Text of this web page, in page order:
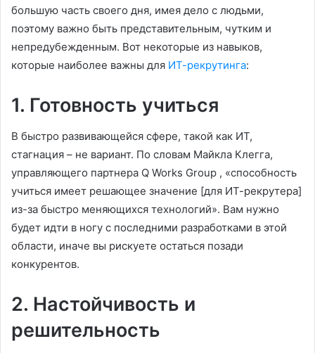
большую часть своего дня, имея дело с людьми,
поэтому важно быть представительным, чутким и
непредубежденным. Вот некоторые из навыков,
которые наиболее важны для ИТ-рекрутинга:
1. Готовность учиться
В быстро развивающейся сфере, такой как ИТ,
стагнация – не вариант. По словам Майкла Клегга,
управляющего партнера Q Works Group , «способность
учиться имеет решающее значение [для ИТ-рекрутера]
из-за быстро меняющихся технологий». Вам нужно
будет идти в ногу с последними разработками в этой
области, иначе вы рискуете остаться позади
конкурентов.
2. Настойчивость и
решительность